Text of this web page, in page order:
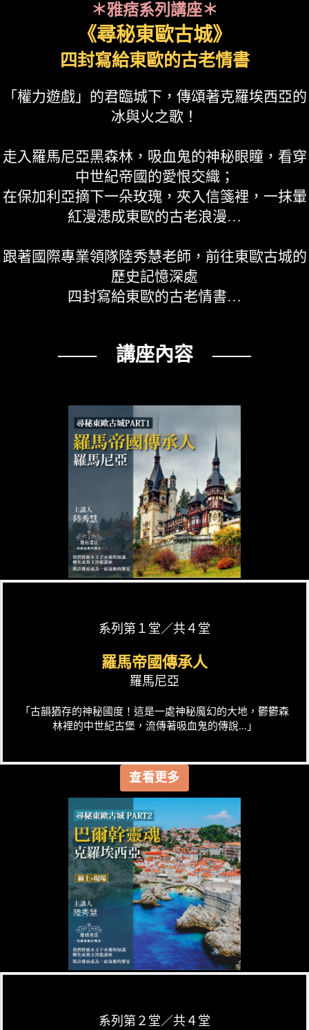
＊雅痞系列講座＊
《尋秘東歐古城》
四封寫給東歐的古老情書
「權力遊戲」的君臨城下，傳頌著克羅埃西亞的
冰與火之歌！
走入羅馬尼亞黑森林，吸血鬼的神秘眼瞳，看穿
中世紀帝國的愛恨交織；
在保加利亞摘下一朵玫瑰，夾入信箋裡，一抹暈
紅漫漶成東歐的古老浪漫…
跟著國際專業領隊陸秀慧老師，前往東歐古城的
歷史記憶深處
四封寫給東歐的古老情書…
—— 講座內容 ——
系列第１堂／共４堂
羅馬帝國傳承人
羅馬尼亞
「古韻猶存的神秘國度！這是一處神秘魔幻的大地，鬱鬱森
林裡的中世紀古堡，流傳著吸血鬼的傳說...」
查看更多
系列第２堂／共４堂